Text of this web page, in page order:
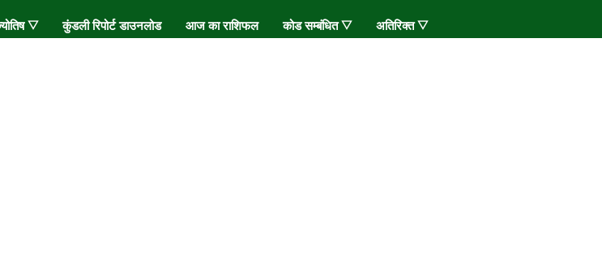
▽ कुंडली रिपोर्ट डाउनलोड आज का राशिफल कोड सम्बंधित ▽ अतिरिक्त ▽